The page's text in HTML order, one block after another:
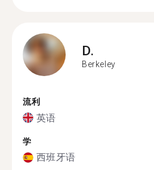
D.
Berkeley
流利
英语
学
西班牙语